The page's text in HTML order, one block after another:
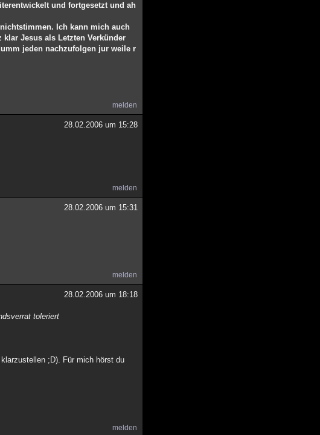
und fortgesetzt und ah
Ich kann mich auch
Jesus als Letzten Verkünder
jeden nachzufolgen jur weile r
melden
28.02.2006 um 15:28
melden
28.02.2006 um 15:31
melden
28.02.2006 um 18:18
toleriert
;D). Für mich hörst du
melden